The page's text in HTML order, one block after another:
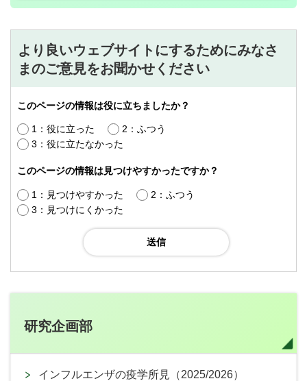
より良いウェブサイトにするためにみなさ
まのご意見をお聞かせください
このページの情報は役に立ちましたか？
1：役に立った
2：ふつう
3：役に立たなかった
このページの情報は見つけやすかったですか？
1：見つけやすかった
2：ふつう
3：見つけにくかった
研究企画部
インフルエンザの疫学所見（2025/2026）